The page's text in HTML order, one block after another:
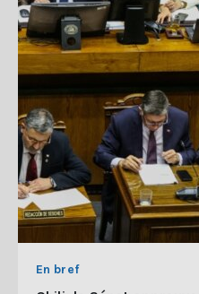
En bref